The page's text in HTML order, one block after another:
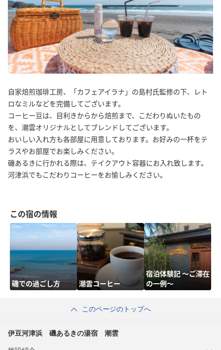
自家焙煎珈琲工房、「カフェアイラナ」の島村氏監修の下、レト
ロなミルなどを完備してございます。
コーヒー豆は、目利きからから焙煎まで、こだわりぬいたもの
を、潮雲オリジナルとしてブレンドしてございます。
おいしい入れ方も各部屋に用意しております。お好みの一杯をテ
ラスやお部屋でお楽しみください。
磯あるきに行かれる際は、テイクアウト容器にお入れ致します。
河津浜でもこだわりコーヒーをお愉しみください。
この宿の情報
磯での過ごし方 潮雲コーヒー
宿泊体験記 ～ご滞在
の一例～
このページのトップへ
伊豆河津浜 磯あるきの湯宿 潮雲